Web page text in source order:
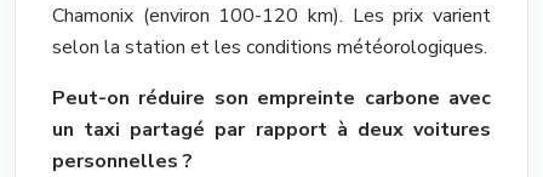
Chamonix (environ 100-120 km). Les prix varient
selon la station et les conditions météorologiques.
Peut-on réduire son empreinte carbone avec
un taxi partagé par rapport à deux voitures
personnelles ?